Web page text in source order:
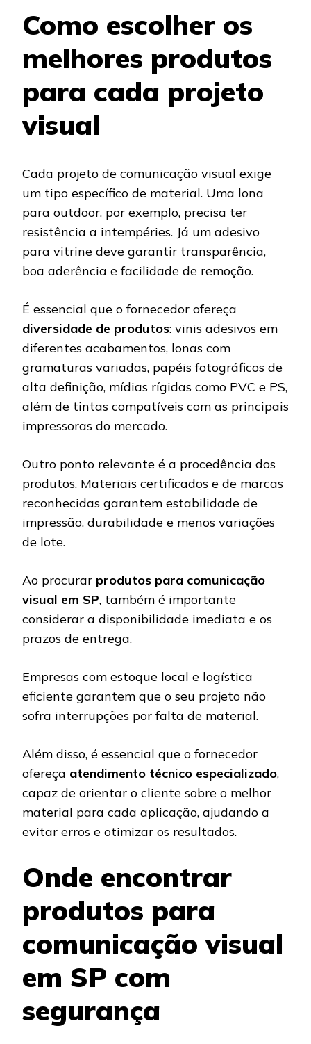
Como escolher os
melhores produtos
para cada projeto
visual
Cada projeto de comunicação visual exige
um tipo específico de material. Uma lona
para outdoor, por exemplo, precisa ter
resistência a intempéries. Já um adesivo
para vitrine deve garantir transparência,
boa aderência e facilidade de remoção.
É essencial que o fornecedor ofereça
diversidade de produtos: vinis adesivos em
diferentes acabamentos, lonas com
gramaturas variadas, papéis fotográficos de
alta definição, mídias rígidas como PVC e PS,
além de tintas compatíveis com as principais
impressoras do mercado.
Outro ponto relevante é a procedência dos
produtos. Materiais certificados e de marcas
reconhecidas garantem estabilidade de
impressão, durabilidade e menos variações
de lote.
Ao procurar produtos para comunicação
visual em SP, também é importante
considerar a disponibilidade imediata e os
prazos de entrega.
Empresas com estoque local e logística
eficiente garantem que o seu projeto não
sofra interrupções por falta de material.
Além disso, é essencial que o fornecedor
ofereça atendimento técnico especializado,
capaz de orientar o cliente sobre o melhor
material para cada aplicação, ajudando a
evitar erros e otimizar os resultados.
Onde encontrar
produtos para
comunicação visual
em SP com
segurança